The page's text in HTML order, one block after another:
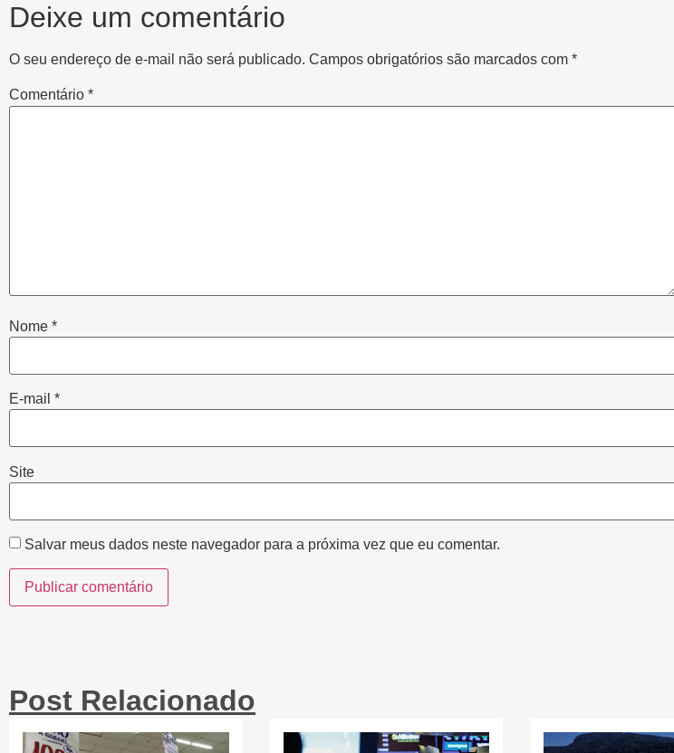
Deixe um comentário
O seu endereço de e-mail não será publicado. Campos obrigatórios são marcados com *
Comentário *
Nome *
E-mail *
Site
Salvar meus dados neste navegador para a próxima vez que eu comentar.
Post Relacionado